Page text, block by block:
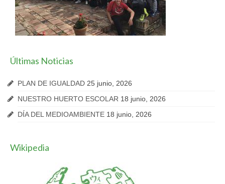
Últimas Noticias
PLAN DE IGUALDAD 25 junio, 2026
NUESTRO HUERTO ESCOLAR 18 junio, 2026
DÍA DEL MEDIOAMBIENTE 18 junio, 2026
Wikipedia